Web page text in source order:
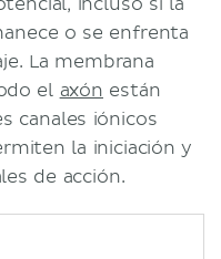
incluso si la
o se enfrenta
La membrana
el axón están
canales iónicos
la iniciación y
de acción.